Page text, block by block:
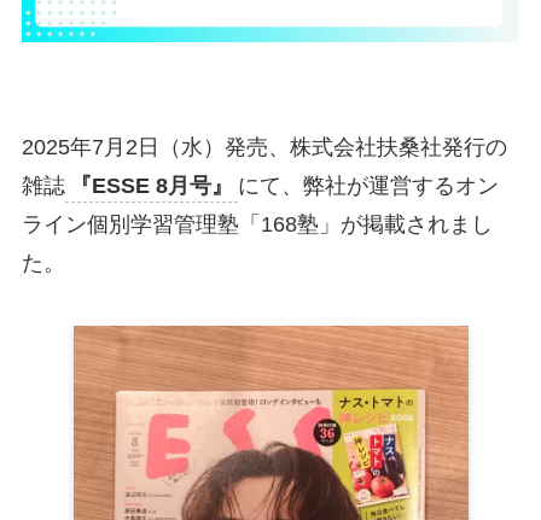
2025年7月2日（水）発売、株式会社扶桑社発行の
雑誌
『ESSE 8月号』
にて、弊社が運営するオン
ライン個別学習管理塾「168塾」が掲載されまし
た。